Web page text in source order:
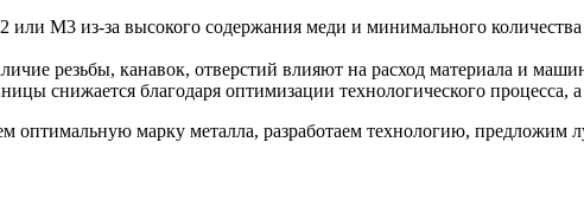
М3 из-за высокого содержания меди и минимального количества
резьбы, канавок, отверстий влияют на расход материала и
снижается благодаря оптимизации технологического процесса,
оптимальную марку металла, разработаем технологию,